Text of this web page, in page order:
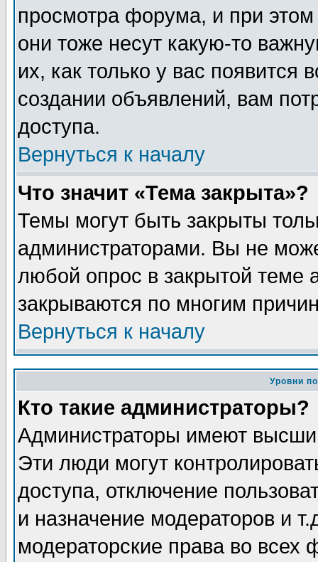
просмотра форума, и при
они тоже несут какую-то
их, как только у вас появится
создании объявлений, вам
доступа.
Вернуться к началу
Что значит «Тема закрыта»?
Темы могут быть закрыты
администраторами. Вы не
любой опрос в закрытой теме
закрываются по многим
Вернуться к началу
Уровни
Кто такие администраторы?
Администраторы имеют
Эти люди могут
доступа, отключение
и назначение модераторов и
модераторские права во всех